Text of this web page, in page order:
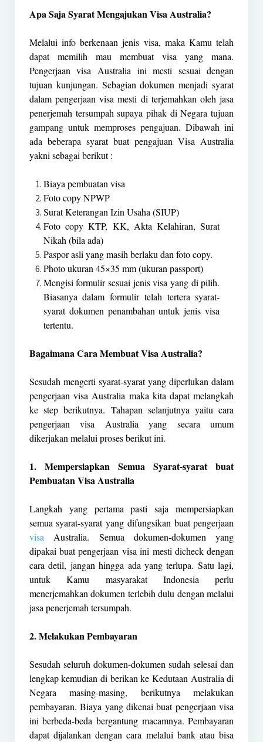
Apa Saja Syarat Mengajukan Visa Australia?
Melalui info berkenaan jenis visa, maka Kamu telah
dapat memilih mau membuat visa yang mana.
Pengerjaan visa Australia ini mesti sesuai dengan
tujuan kunjungan. Sebagian dokumen menjadi syarat
dalam pengerjaan visa mesti di terjemahkan oleh jasa
penerjemah tersumpah supaya pihak di Negara tujuan
gampang untuk memproses pengajuan. Dibawah ini
ada beberapa syarat buat pengajuan Visa Australia
yakni sebagai berikut :
Biaya pembuatan visa
Foto copy NPWP
Surat Keterangan Izin Usaha (SIUP)
Foto copy KTP, KK, Akta Kelahiran, Surat
Nikah (bila ada)
Paspor asli yang masih berlaku dan foto copy.
Photo ukuran 45×35 mm (ukuran passport)
Mengisi formulir sesuai jenis visa yang di pilih.
Biasanya dalam formulir telah tertera syarat-
syarat dokumen penambahan untuk jenis visa
tertentu.
Bagaimana Cara Membuat Visa Australia?
Sesudah mengerti syarat-syarat yang diperlukan dalam
pengerjaan visa Australia maka kita dapat melangkah
ke step berikutnya. Tahapan selanjutnya yaitu cara
pengerjaan visa Australia yang secara umum
dikerjakan melalui proses berikut ini.
1. Mempersiapkan Semua Syarat-syarat buat
Pembuatan Visa Australia
Langkah yang pertama pasti saja mempersiapkan
semua syarat-syarat yang difungsikan buat pengerjaan
visa Australia. Semua dokumen-dokumen yang
dipakai buat pengerjaan visa ini mesti dicheck dengan
cara detil, jangan hingga ada yang terlupa. Satu lagi,
untuk Kamu masyarakat Indonesia perlu
menerjemahkan dokumen terlebih dulu dengan melalui
jasa penerjemah tersumpah.
2. Melakukan Pembayaran
Sesudah seluruh dokumen-dokumen sudah selesai dan
lengkap kemudian di berikan ke Kedutaan Australia di
Negara masing-masing, berikutnya melakukan
pembayaran. Biaya yang dikenai buat pengerjaan visa
ini berbeda-beda bergantung macamnya. Pembayaran
dapat dijalankan dengan cara melalui bank atau bisa